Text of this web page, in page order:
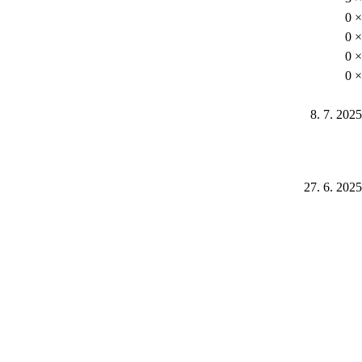
0 ×
0 ×
0 ×
0 ×
8. 7. 2025
27. 6. 2025